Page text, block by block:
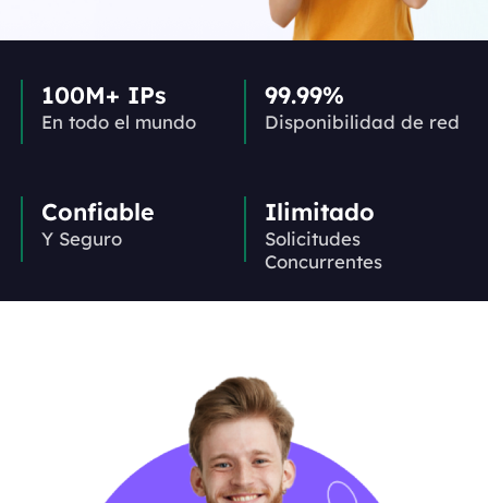
100M+ IPs
En todo el mundo
99.99%
Disponibilidad de red
Confiable
Y Seguro
Ilimitado
Solicitudes
Concurrentes